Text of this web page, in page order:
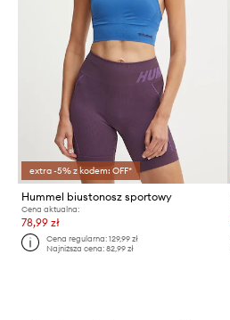
extra -5% z kodem: OFF*
Hummel biustonosz sportowy
Cena aktualna:
78,99 zł
Cena regularna:129,99 zł
Najniższa cena:82,99 zł